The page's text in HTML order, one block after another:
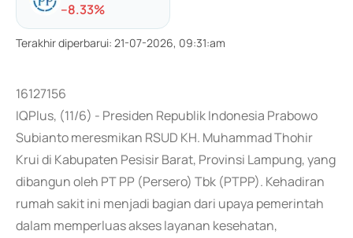
--8.33%
Terakhir diperbarui: 21-07-2026, 09:31:am
16127156
IQPlus, (11/6) - Presiden Republik Indonesia Prabowo
Subianto meresmikan RSUD KH. Muhammad Thohir
Krui di Kabupaten Pesisir Barat, Provinsi Lampung, yang
dibangun oleh PT PP (Persero) Tbk (PTPP). Kehadiran
rumah sakit ini menjadi bagian dari upaya pemerintah
dalam memperluas akses layanan kesehatan,